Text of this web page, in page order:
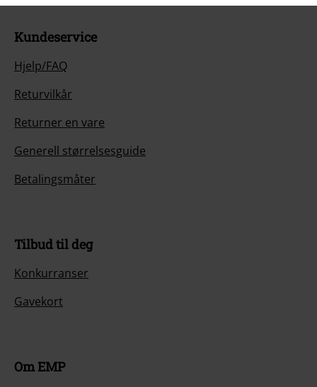
Kundeservice
Hjelp/FAQ
Returvilkår
Returner en vare
Generell størrelsesguide
Betalingsmåter
Tilbud til deg
Konkurranser
Gavekort
Om EMP